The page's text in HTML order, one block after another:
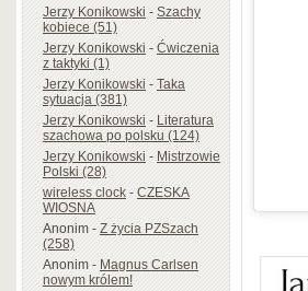
Jerzy Konikowski-Szachy
kobiece (51)
Jerzy Konikowski-Ćwiczenia
z taktyki (1)
Jerzy Konikowski-Taka
sytuacja (381)
Jerzy Konikowski-Literatura
szachowa po polsku (124)
Jerzy Konikowski-Mistrzowie
Polski (28)
wireless clock-CZESKA
WIOSNA
Anonim-Z życia PZSzach
(258)
Anonim-Magnus Carlsen
nowym królem!